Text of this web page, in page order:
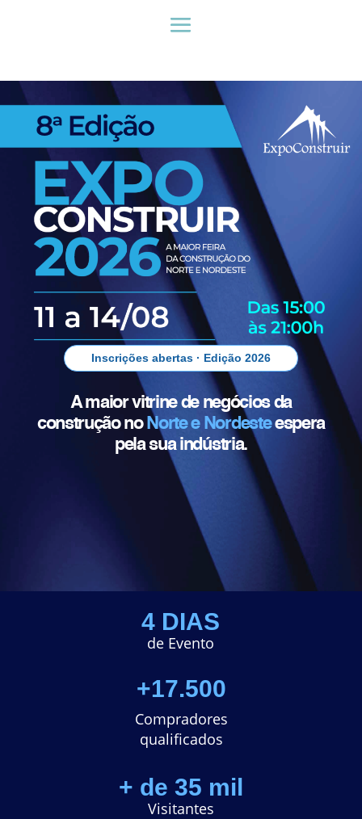
Inscrições abertas · Edição 2026
A maior vitrine de negócios da
construção noNorte e Nordesteespera
pela sua indústria.
4 DIAS
de Evento
+17.500
Compradores
qualificados
+ de 35 mil
Visitantes